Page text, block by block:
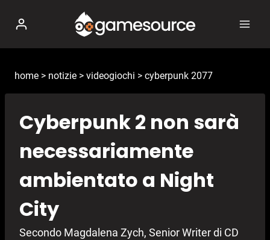
contenuto
home > notizie > videogiochi > cyberpunk 2077
Cyberpunk 2 non sarà
necessariamente
ambientato a Night
City
Secondo Magdalena Zych, Senior Writer di CD